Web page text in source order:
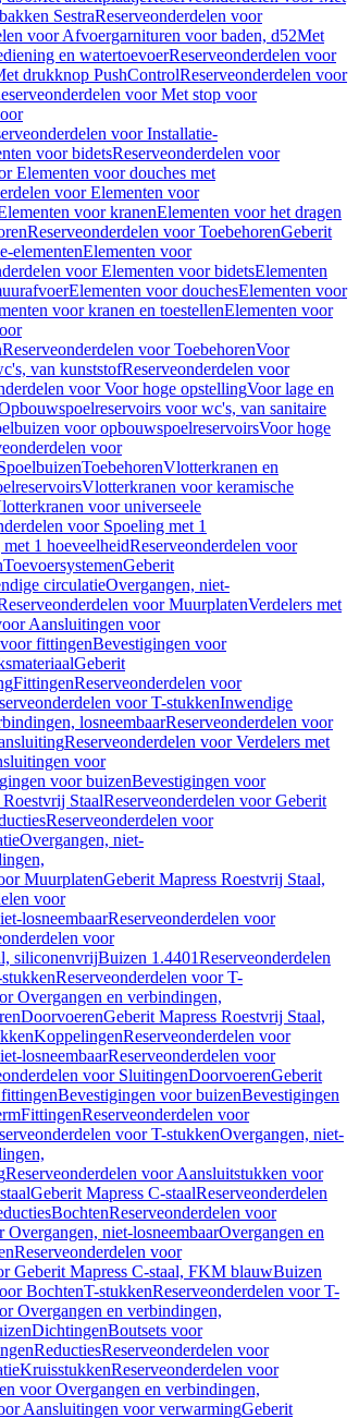
SestraReserveonderdelen voor
voor Afvoergarnituren voor baden, d52Met
en watertoevoerReserveonderdelen voor
drukknop PushControlReserveonderdelen voor
voor Met stop voor
voor Installatie-
voor bidetsReserveonderdelen voor
Elementen voor douches met
voor Elementen voor
voor kranenElementen voor het dragen
Reserveonderdelen voor ToebehorenGeberit
elementenElementen voor
voor Elementen voor bidetsElementen
Elementen voor douchesElementen voor
voor kranen en toestellenElementen voor
Reserveonderdelen voor ToebehorenVoor
van kunststofReserveonderdelen voor
voor Voor hoge opstellingVoor lage en
voor wc's, van sanitaire
voor opbouwspoelreservoirsVoor hoge
voor
ToebehorenVlotterkranen en
Vlotterkranen voor keramische
voor universeele
voor Spoeling met 1
1 hoeveelheidReserveonderdelen voor
ToevoersystemenGeberit
circulatieOvergangen, niet-
voor MuurplatenVerdelers met
Aansluitingen voor
fittingenBevestigingen voor
Geberit
FittingenReserveonderdelen voor
voor T-stukkenInwendige
losneembaarReserveonderdelen voor
Reserveonderdelen voor Verdelers met
voor
voor buizenBevestigingen voor
StaalReserveonderdelen voor Geberit
Reserveonderdelen voor
Overgangen, niet-
MuurplatenGeberit Mapress Roestvrij Staal,
voor
losneembaarReserveonderdelen voor
voor
siliconenvrijBuizen 1.4401Reserveonderdelen
Reserveonderdelen voor T-
Overgangen en verbindingen,
DoorvoerenGeberit Mapress Roestvrij Staal,
KoppelingenReserveonderdelen voor
losneembaarReserveonderdelen voor
voor SluitingenDoorvoerenGeberit
Bevestigingen voor buizenBevestigingen
FittingenReserveonderdelen voor
voor T-stukkenOvergangen, niet-
Reserveonderdelen voor Aansluitstukken voor
Geberit Mapress C-staalReserveonderdelen
BochtenReserveonderdelen voor
Overgangen, niet-losneembaarOvergangen en
Reserveonderdelen voor
Geberit Mapress C-staal, FKM blauwBuizen
BochtenT-stukkenReserveonderdelen voor T-
Overgangen en verbindingen,
DichtingenBoutsets voor
ReductiesReserveonderdelen voor
KruisstukkenReserveonderdelen voor
voor Overgangen en verbindingen,
Aansluitingen voor verwarmingGeberit